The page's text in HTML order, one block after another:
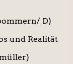
D)
und Realität